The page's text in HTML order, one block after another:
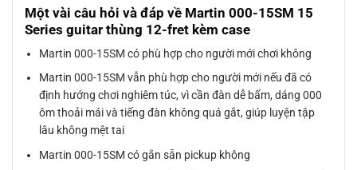
Một vài câu hỏi và đáp về Martin 000-15SM 15
Series guitar thùng 12-fret kèm case
Martin 000-15SM có phù hợp cho người mới chơi không
Martin 000-15SM vẫn phù hợp cho người mới nếu đã có
định hướng chơi nghiêm túc, vì cần đàn dễ bấm, dáng 000
ôm thoải mái và tiếng đàn không quá gắt, giúp luyện tập
lâu không mệt tai
Martin 000-15SM có gắn sẵn pickup không